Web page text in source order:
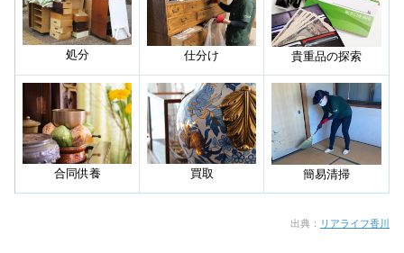
処分 仕分け 貴重品の探索
合同供養 買取 簡易清掃
出典： リアライフ香川